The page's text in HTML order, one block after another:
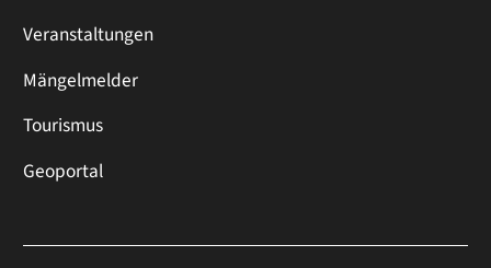
Veranstaltungen
Mängelmelder
Tourismus
Geoportal